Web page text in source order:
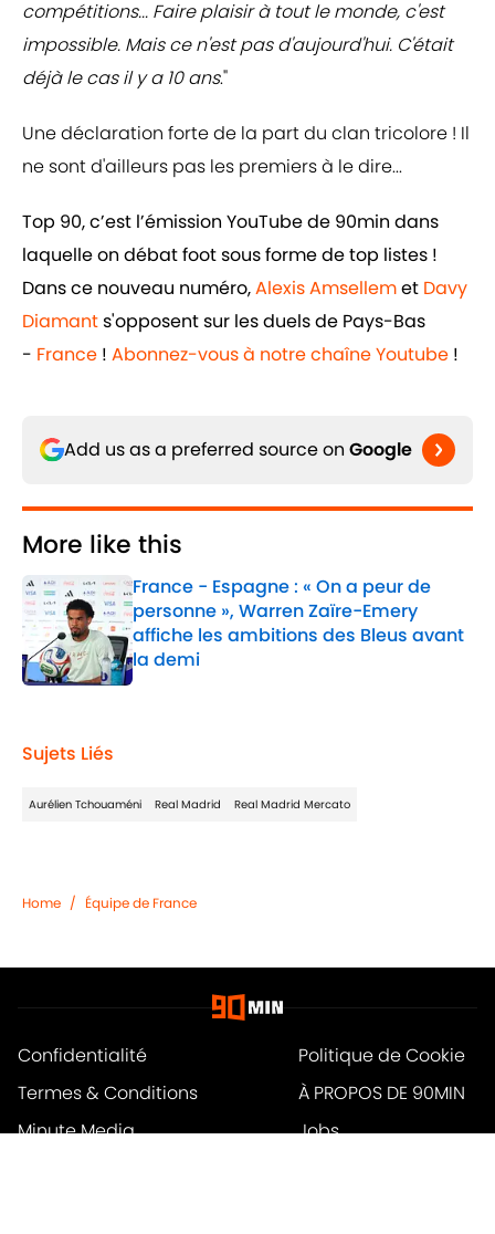
compétitions... Faire plaisir à tout le monde, c'est
impossible. Mais ce n'est pas d'aujourd'hui. C'était
déjà le cas il y a 10 ans."
Une déclaration forte de la part du clan tricolore ! Il
ne sont d'ailleurs pas les premiers à le dire...
Top 90, c’est l’émission YouTube de 90min dans
laquelle on débat foot sous forme de top listes !
Dans ce nouveau numéro,Alexis Amsellemet Davy
Diamants'opposent sur les duels de Pays-Bas
- France ! Abonnez-vous à notre chaîne Youtube !
Add us as a preferred source on Google
More like this
France - Espagne : « On a peur de
personne », Warren Zaïre-Emery
affiche les ambitions des Bleus avant
la demi
Published by on Invalid Date
Sujets Liés
Aurélien Tchouaméni Real Madrid Real Madrid Mercato
Home / Équipe de France
Confidentialité
Politique de Cookie
Termes & Conditions
À PROPOS DE 90MIN
Minute Media
Jobs